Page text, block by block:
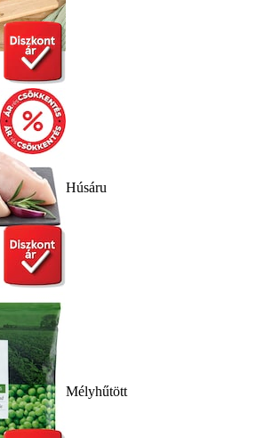
Húsáru
Mélyhűtött